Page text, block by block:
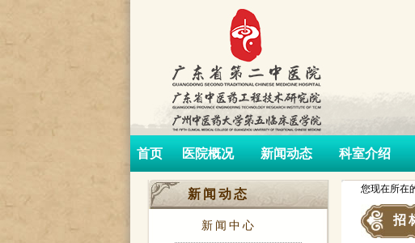
首页 医院概况 新闻动态 科室介绍
新闻动态
新闻中心
您现在所在
招